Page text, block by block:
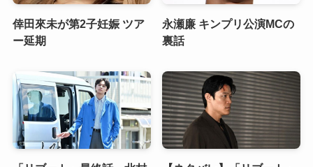
倖田來未が第2子妊娠 ツア
ー延期
永瀬廉 キンプリ公演MCの
裏話